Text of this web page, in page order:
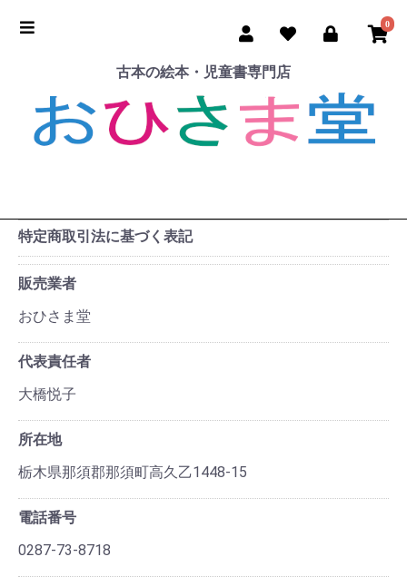
0
古本の絵本・児童書専門店
特定商取引法に基づく表記
販売業者
おひさま堂
代表責任者
大橋悦子
所在地
栃木県那須郡那須町高久乙1448-15
電話番号
0287-73-8718